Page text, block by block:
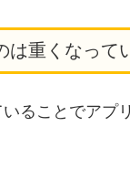
は重くなって
ることでアプ